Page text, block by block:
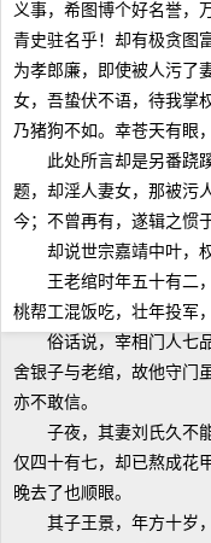
义事，希图博个好名誉，
青史驻名乎！却有极贪图
为孝郎廉，即使被人污了
女，吾蛰伏不语，待我掌
乃猪狗不如。幸苍天有眼
此处所言却是另番跷蹊
题，却淫人妻女，那被污
今；不曾再有，遂辑之惯
却说世宗嘉靖中叶，权
王老绾时年五十有二，
桃帮工混饭吃，壮年投军
俗话说，宰相门人七品
舍银子与老绾，故他守门
亦不敢信。
子夜，其妻刘氏久不能
仅四十有七，却已熬成花
晚去了也顺眼。
其子王景，年方十岁，